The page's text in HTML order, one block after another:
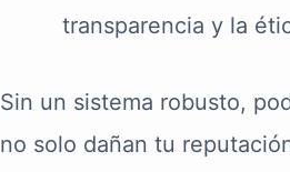
transparencia y la
Sin un sistema robusto,
no solo dañan tu